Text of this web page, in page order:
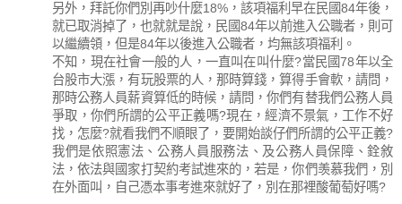
另外，拜託你們別再吵什麼18%，該項福利早在民國84年後，
就已取消掉了，也就就是說，民國84年以前進入公職者，則可
以繼續領，但是84年以後進入公職者，均無該項福利。
不知，現在社會一般的人，一直叫在叫什麼?當民國78年以全
台股市大漲，有玩股票的人，那時算錢，算得手會軟，請問，
那時公務人員薪資算低的時候，請問，你們有替我們公務人員
爭取，你們所謂的公平正義嗎?現在，經濟不景氣，工作不好
找，怎麼?就看我們不順眼了，要開始談仔們所謂的公平正義?
我們是依照憲法、公務人員服務法、及公務人員保障、銓敘
法，依法與國家打契約考試進來的，若是，你們羡慕我們，別
在外面叫，自己憑本事考進來就好了，別在那裡酸葡萄好嗎?